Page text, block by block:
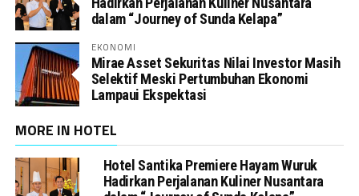
dalam “Journey of Sunda Kelapa”
EKONOMI
Mirae Asset Sekuritas Nilai Investor Masih
Selektif Meski Pertumbuhan Ekonomi
Lampaui Ekspektasi
MORE IN HOTEL
Hotel Santika Premiere Hayam Wuruk
Hadirkan Perjalanan Kuliner Nusantara